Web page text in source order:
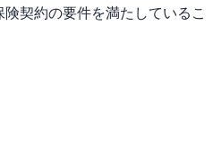
契約の要件を満たしているこ